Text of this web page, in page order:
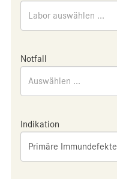
Labor auswählen ...
Notfall
Auswählen ...
Indikation
Primäre Immundefekte